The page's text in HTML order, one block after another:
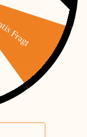
FÅ STOR RABAT
Fragt